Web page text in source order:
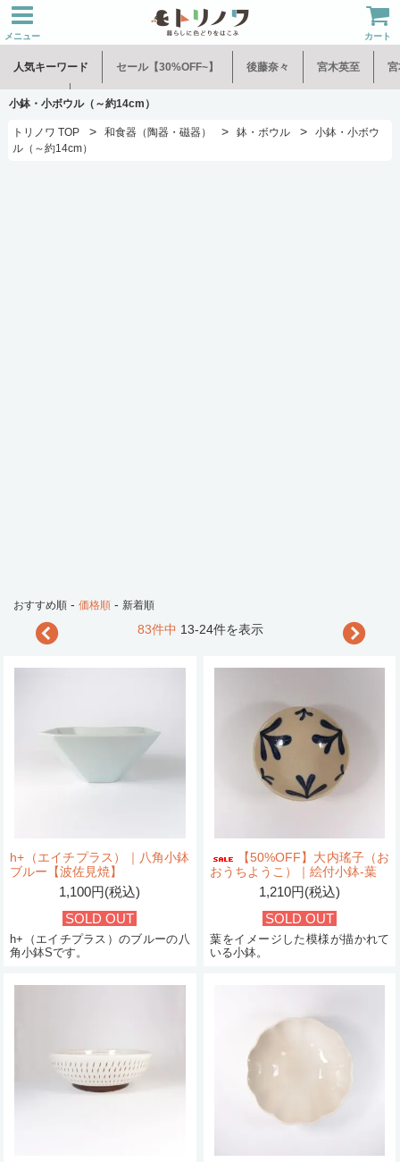
メニュー カート
人気キーワード セール【30%OFF~】 後藤奈々 宮木英至 宮
水谷和音 児玉修治
小鉢・小ボウル（～約14cm）
トリノワ TOP > 和食器（陶器・磁器） > 鉢・ボウル >
小鉢・小ボウ
ル（～約14cm）
おすすめ順 - 価格順 - 新着順
83件中 13-24件を表示
h+（エイチプラス）｜八角小鉢
ブルー【波佐見焼】
1,100円(税込)
SOLD OUT
h+（エイチプラス）のブルーの八
角小鉢Sです。
【50%OFF】大内瑤子（お
おうちようこ）｜絵付小鉢-葉
1,210円(税込)
SOLD OUT
葉をイメージした模様が描かれて
いる小鉢。